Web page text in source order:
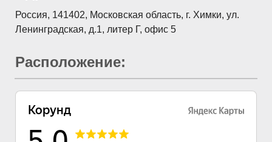
Россия, 141402, Московская область, г. Химки, ул.
Ленинградская, д.1, литер Г, офис 5
Расположение: